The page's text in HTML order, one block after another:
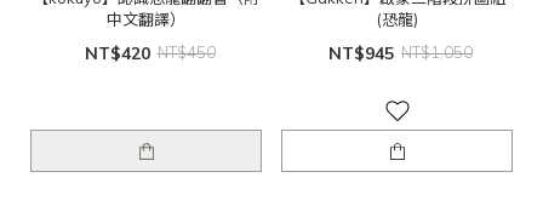
中文翻譯）
NT$420 NT$450
(恐龍)
NT$945 NT$1,050